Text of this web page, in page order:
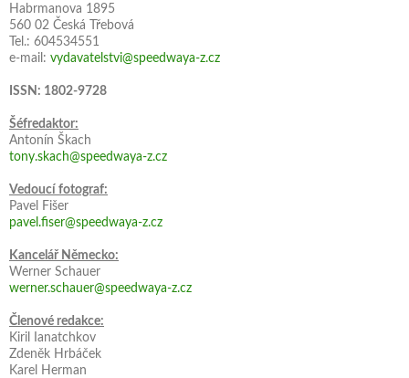
Habrmanova 1895
560 02 Česká Třebová
Tel.: 604534551
e-mail: vydavatelstvi@speedwaya-z.cz
ISSN: 1802-9728
Šéfredaktor:
Antonín Škach
tony.skach@speedwaya-z.cz
Vedoucí fotograf:
Pavel Fišer
pavel.fiser@speedwaya-z.cz
Kancelář Německo:
Werner Schauer
werner.schauer@speedwaya-z.cz
Členové redakce:
Kiril Ianatchkov
Zdeněk Hrbáček
Karel Herman